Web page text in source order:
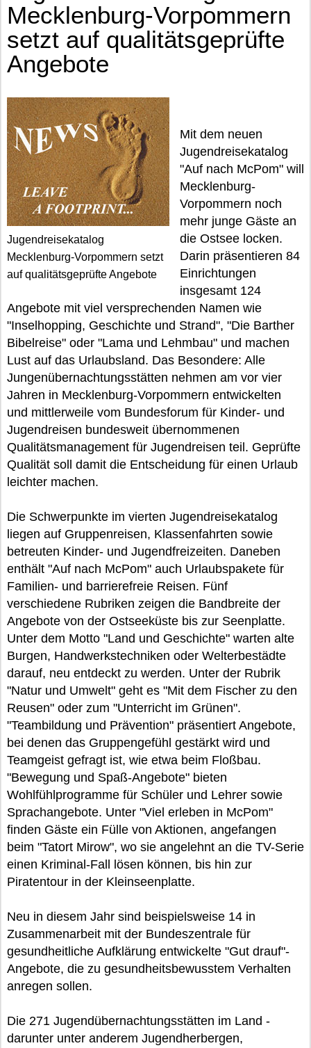
Mecklenburg-Vorpommern
setzt auf qualitätsgeprüfte
Angebote
Jugendreisekatalog
Mecklenburg-Vorpommern setzt
auf qualitätsgeprüfte Angebote
Mit dem neuen
Jugendreisekatalog
"Auf nach McPom" will
Mecklenburg-
Vorpommern noch
mehr junge Gäste an
die Ostsee locken.
Darin präsentieren 84
Einrichtungen
insgesamt 124
Angebote mit viel versprechenden Namen wie
"Inselhopping, Geschichte und Strand", "Die Barther
Bibelreise" oder "Lama und Lehmbau" und machen
Lust auf das Urlaubsland. Das Besondere: Alle
Jungenübernachtungsstätten nehmen am vor vier
Jahren in Mecklenburg-Vorpommern entwickelten
und mittlerweile vom Bundesforum für Kinder- und
Jugendreisen bundesweit übernommenen
Qualitätsmanagement für Jugendreisen teil. Geprüfte
Qualität soll damit die Entscheidung für einen Urlaub
leichter machen.
Die Schwerpunkte im vierten Jugendreisekatalog
liegen auf Gruppenreisen, Klassenfahrten sowie
betreuten Kinder- und Jugendfreizeiten. Daneben
enthält "Auf nach McPom" auch Urlaubspakete für
Familien- und barrierefreie Reisen. Fünf
verschiedene Rubriken zeigen die Bandbreite der
Angebote von der Ostseeküste bis zur Seenplatte.
Unter dem Motto "Land und Geschichte" warten alte
Burgen, Handwerkstechniken oder Welterbestädte
darauf, neu entdeckt zu werden. Unter der Rubrik
"Natur und Umwelt" geht es "Mit dem Fischer zu den
Reusen" oder zum "Unterricht im Grünen".
"Teambildung und Prävention" präsentiert Angebote,
bei denen das Gruppengefühl gestärkt wird und
Teamgeist gefragt ist, wie etwa beim Floßbau.
"Bewegung und Spaß-Angebote" bieten
Wohlfühlprogramme für Schüler und Lehrer sowie
Sprachangebote. Unter "Viel erleben in McPom"
finden Gäste ein Fülle von Aktionen, angefangen
beim "Tatort Mirow", wo sie angelehnt an die TV-Serie
einen Kriminal-Fall lösen können, bis hin zur
Piratentour in der Kleinseenplatte.
Neu in diesem Jahr sind beispielsweise 14 in
Zusammenarbeit mit der Bundeszentrale für
gesundheitliche Aufklärung entwickelte "Gut drauf"-
Angebote, die zu gesundheitsbewusstem Verhalten
anregen sollen.
Die 271 Jugendübernachtungsstätten im Land -
darunter unter anderem Jugendherbergen,